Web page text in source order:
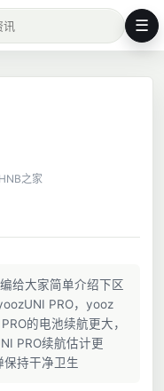
☰
之家
给大家简单介绍下区
PRO，yooz
的电池续航更大，
PRO续航估计更
保持干净卫生